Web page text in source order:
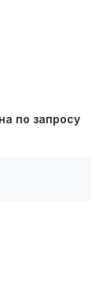
по запросу